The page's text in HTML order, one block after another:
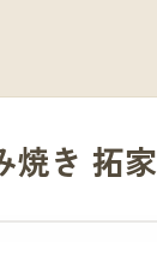
き 拓